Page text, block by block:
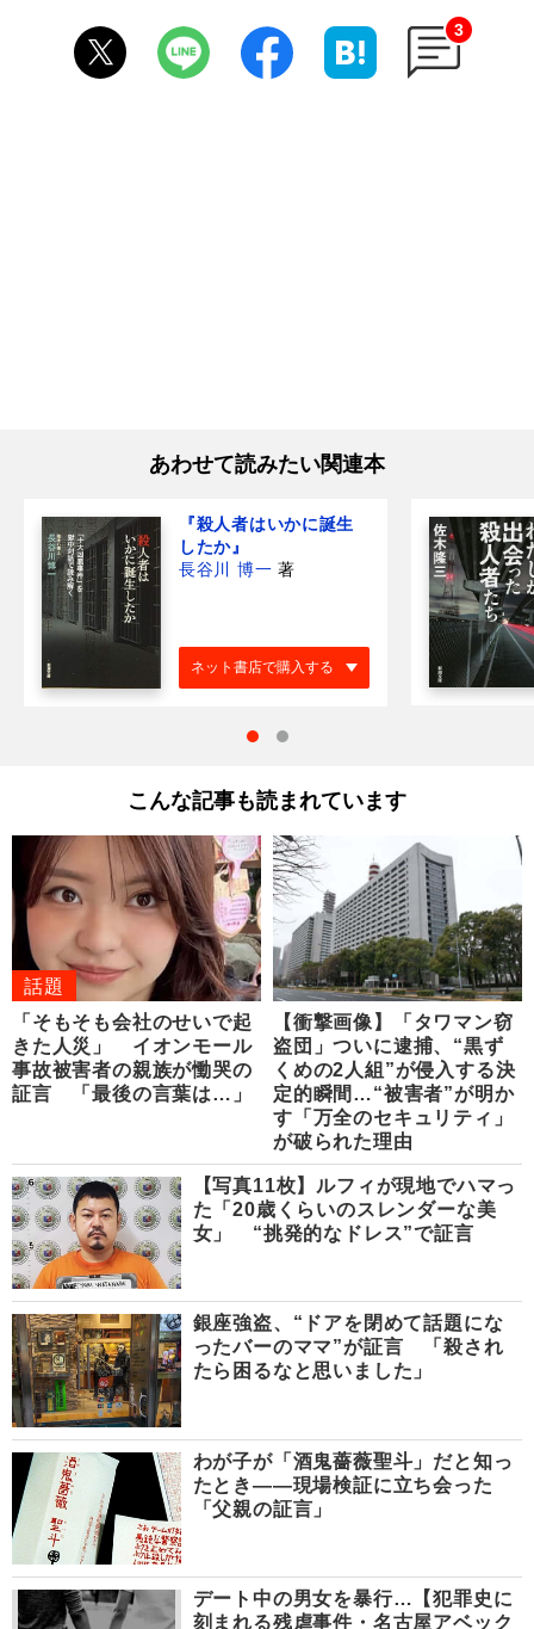
3
あわせて読みたい関連本
『殺人者はいかに誕生
したか』
長谷川 博一 著
ネット書店で購入する
こんな記事も読まれています
話題
「そもそも会社のせいで起
きた人災」 イオンモール
事故被害者の親族が慟哭の
証言 「最後の言葉は…」
【衝撃画像】「タワマン窃
盗団」ついに逮捕、“黒ず
くめの2人組”が侵入する決
定的瞬間…“被害者”が明か
す「万全のセキュリティ」
が破られた理由
【写真11枚】ルフィが現地でハマっ
た「20歳くらいのスレンダーな美
女」 “挑発的なドレス”で証言
銀座強盗、“ドアを閉めて話題にな
ったバーのママ”が証言 「殺され
たら困るなと思いました」
わが子が「酒鬼薔薇聖斗」だと知っ
たとき――現場検証に立ち会った
「父親の証言」
デート中の男女を暴行…【犯罪史に
刻まれる残虐事件・名古屋アベック